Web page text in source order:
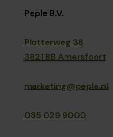
Peple B.V.
Plotterweg 38
3821 BB Amersfoort
marketing@peple.nl
085 029 9000